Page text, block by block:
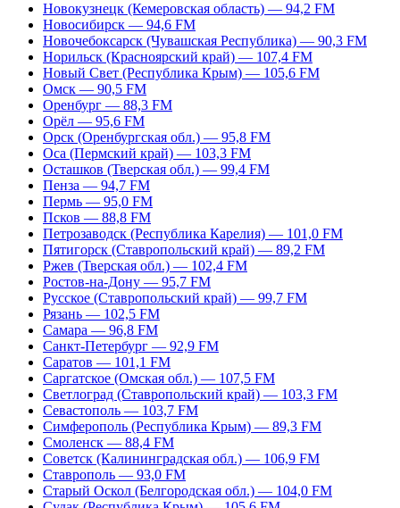
Новокузнецк (Кемеровская область) — 94,2 FM
Новосибирск — 94,6 FM
Новочебоксарск (Чувашская Республика) — 90,3 FM
Норильск (Красноярский край) — 107,4 FM
Новый Свет (Республика Крым) — 105,6 FM
Омск — 90,5 FM
Оренбург — 88,3 FM
Орёл — 95,6 FM
Орск (Оренбургская обл.) — 95,8 FM
Оса (Пермский край) — 103,3 FM
Осташков (Тверская обл.) — 99,4 FM
Пенза — 94,7 FM
Пермь — 95,0 FM
Псков — 88,8 FM
Петрозаводск (Республика Карелия) — 101,0 FM
Пятигорск (Ставропольский край) — 89,2 FM
Ржев (Тверская обл.) — 102,4 FM
Ростов-на-Дону — 95,7 FM
Русское (Ставропольский край) — 99,7 FM
Рязань — 102,5 FM
Самара — 96,8 FM
Санкт-Петербург — 92,9 FM
Саратов — 101,1 FM
Саргатское (Омская обл.) — 107,5 FM
Светлоград (Ставропольский край) — 103,3 FM
Севастополь — 103,7 FM
Симферополь (Республика Крым) — 89,3 FM
Смоленск — 88,4 FM
Советск (Калининградская обл.) — 106,9 FM
Ставрополь — 93,0 FM
Старый Оскол (Белгородская обл.) — 104,0 FM